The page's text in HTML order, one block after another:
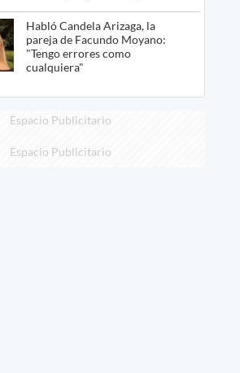
Habló Candela Arizaga, la
pareja de Facundo Moyano:
"Tengo errores como
cualquiera"
Espacio Publicitario
Espacio Publicitario